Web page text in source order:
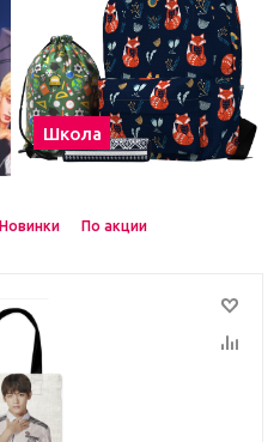
Школа
Новинки По акции